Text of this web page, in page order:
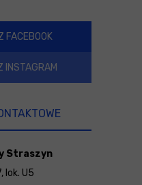
FACEBOOK
INSTAGRAM
Straszyn
lok. U5